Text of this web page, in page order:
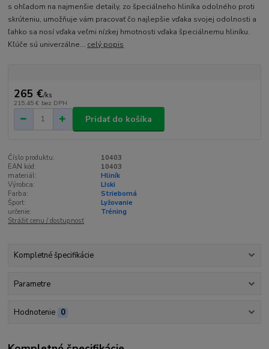
s ohľadom na najmenšie detaily, zo špeciálneho hliníka odolného proti
skrúteniu, umožňuje vám pracovať čo najlepšie vďaka svojej odolnosti a
ľahko sa nosí vďaka veľmi nízkej hmotnosti vďaka špeciálnemu hliníku.
Kľúče sú univerzálne... celý popis
265 €/ks
215,45 € bez DPH
Pridať do košíka
Číslo produktu:
10403
EAN kód:
10403
materiál:
Hliník
Výrobca:
LIski
Farba:
Strieborná
Šport:
Lyžovanie
určenie:
Tréning
Strážiť cenu / dostupnosť
Kompletné špecifikácie
Parametre
Hodnotenie 0